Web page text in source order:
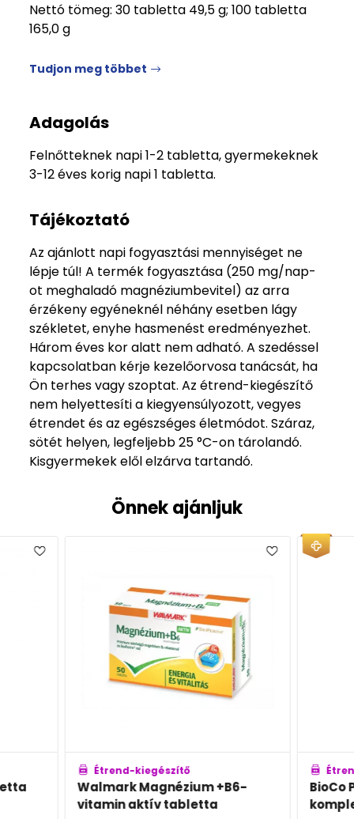
Nettó tömeg: 30 tabletta 49,5 g; 100 tabletta
165,0 g
Tudjon meg többet
Adagolás
Felnőtteknek napi 1-2 tabletta, gyermekeknek
3-12 éves korig napi 1 tabletta.
Tájékoztató
Az ajánlott napi fogyasztási mennyiséget ne
lépje túl! A termék fogyasztása (250 mg/nap-
ot meghaladó magnéziumbevitel) az arra
érzékeny egyéneknél néhány esetben lágy
székletet, enyhe hasmenést eredményezhet.
Három éves kor alatt nem adható. A szedéssel
kapcsolatban kérje kezelőorvosa tanácsát, ha
Ön terhes vagy szoptat. Az étrend-kiegészítő
nem helyettesíti a kiegyensúlyozott, vegyes
étrendet és az egészséges életmódot. Száraz,
sötét helyen, legfeljebb 25 °C-on tárolandó.
Kisgyermekek elől elzárva tartandó.
Önnek ajánljuk
Étrend-kiegészítő
Walmark Magnézium +B6-
vitamin aktív tabletta
BioCo